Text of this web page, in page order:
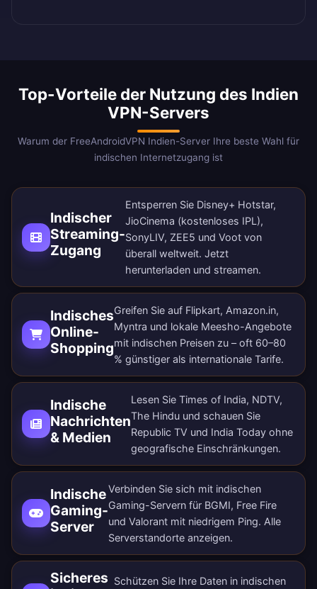
Top-Vorteile der Nutzung des Indien
VPN-Servers
Warum der FreeAndroidVPN Indien-Server Ihre beste Wahl für
indischen Internetzugang ist
Indischer
Streaming-
Zugang
Entsperren Sie Disney+ Hotstar,
JioCinema (kostenloses IPL),
SonyLIV, ZEE5 und Voot von
überall weltweit. Jetzt
herunterladen und streamen.
Indisches
Online-
Shopping
Greifen Sie auf Flipkart, Amazon.in,
Myntra und lokale Meesho-Angebote
mit indischen Preisen zu – oft 60–80
% günstiger als internationale Tarife.
Indische
Nachrichten
& Medien
Lesen Sie Times of India, NDTV,
The Hindu und schauen Sie
Republic TV und India Today ohne
geografische Einschränkungen.
Indische
Gaming-
Server
Verbinden Sie sich mit indischen
Gaming-Servern für BGMI, Free Fire
und Valorant mit niedrigem Ping. Alle
Serverstandorte anzeigen.
Sicheres Schützen Sie Ihre Daten in indischen